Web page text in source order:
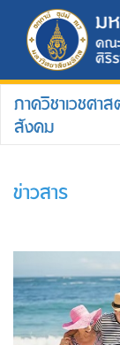
ภาควิชาเวชศา
สังคม
ข่าวสาร